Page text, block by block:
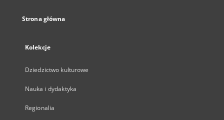
Strona główna
Kolekcje
Dziedzictwo kulturowe
Nauka i dydaktyka
Regionalia